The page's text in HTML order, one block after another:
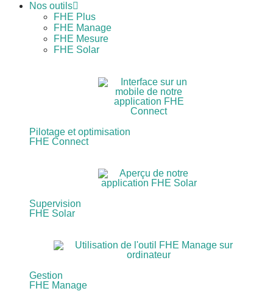
Nos outils
FHE Plus
FHE Manage
FHE Mesure
FHE Solar
Pilotage et optimisation
FHE Connect
Supervision
FHE Solar
Gestion
FHE Manage